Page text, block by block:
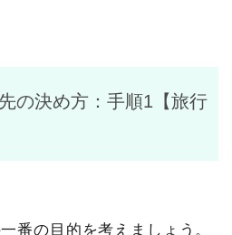
の決め方：手順1【旅行
番の目的を考えましょう。